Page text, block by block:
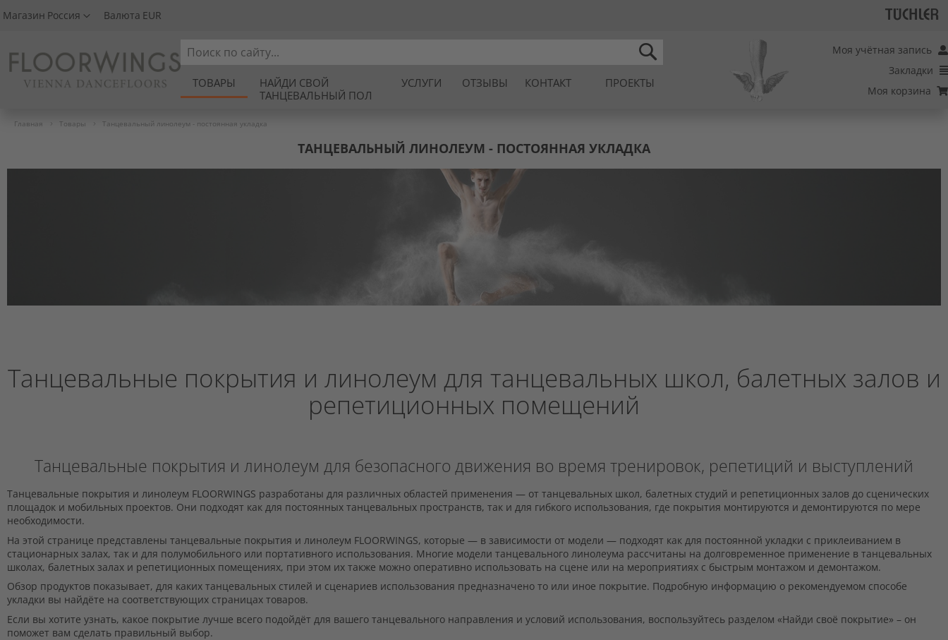
Магазин Россия Валюта EUR
Search
ТОВАРЫ
НАЙДИ СВОЙ
ТАНЦЕВАЛЬНЫЙ ПОЛ
УСЛУГИ ОТЗЫВЫ КОНТАКТ ПРОЕКТЫ
Моя учётная запись
Закладки
Моя корзина
Главная Товары Танцевальный линолеум - постоянная укладка
ТАНЦЕВАЛЬНЫЙ ЛИНОЛЕУМ - ПОСТОЯННАЯ УКЛАДКА
Танцевальные покрытия и линолеум для танцевальных школ, балетных залов и
репетиционных помещений
Танцевальные покрытия и линолеум для безопасного движения во время тренировок, репетиций и выступлений
Танцевальные покрытия и линолеум FLOORWINGS разработаны для различных областей применения — от танцевальных школ, балетных студий и репетиционных залов до сценических
площадок и мобильных проектов. Они подходят как для постоянных танцевальных пространств, так и для гибкого использования, где покрытия монтируются и демонтируются по мере
необходимости.
На этой странице представлены танцевальные покрытия и линолеум FLOORWINGS, которые — в зависимости от модели — подходят как для постоянной укладки с приклеиванием в
стационарных залах, так и для полумобильного или портативного использования. Многие модели танцевального линолеума рассчитаны на долговременное применение в танцевальных
школах, балетных залах и репетиционных помещениях, при этом их также можно оперативно использовать на сцене или на мероприятиях с быстрым монтажом и демонтажом.
Обзор продуктов показывает, для каких танцевальных стилей и сценариев использования предназначено то или иное покрытие. Подробную информацию о рекомендуемом способе
укладки вы найдёте на соответствующих страницах товаров.
Если вы хотите узнать, какое покрытие лучше всего подойдёт для вашего танцевального направления и условий использования, воспользуйтесь разделом «Найди своё покрытие» – он
поможет вам сделать правильный выбор.